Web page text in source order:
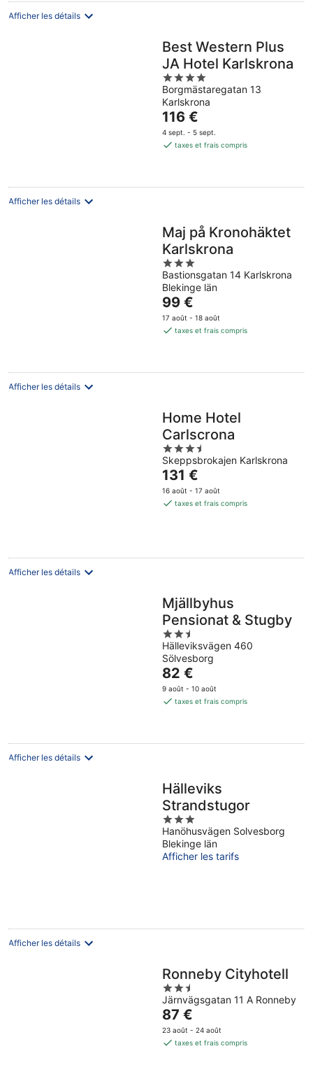
Afficher les détails
Best Western Plus
JA Hotel Karlskrona
4
out
of
5
Borgmästaregatan 13
Karlskrona
Le
prix
est
par
116 €
4 sept. - 5 sept.
taxes et frais compris
Afficher les détails
Maj på Kronohäktet
Karlskrona
3
out
of
5
Bastionsgatan 14 Karlskrona
Blekinge län
Le
prix
est
par
99 €
17 août - 18 août
taxes et frais compris
Afficher les détails
Home Hotel
Carlscrona
3.5
out
of
5
Skeppsbrokajen Karlskrona
Le
prix
est
nuit
131 €
16 août - 17 août
taxes et frais compris
Afficher les détails
Mjällbyhus
Pensionat & Stugby
2.5
out
of
5
Hälleviksvägen 460
Sölvesborg
Le
prix
est
par
82 €
9 août - 10 août
taxes et frais compris
Afficher les détails
Hälleviks
Strandstugor
3
out
of
5
Hanöhusvägen Solvesborg
Blekinge län
Afficher les tarifs
Afficher les détails
Ronneby Cityhotell
2.5
out
of
5
Järnvägsgatan 11 A Ronneby
Le
prix
est
87 €
23 août - 24 août
taxes et frais compris